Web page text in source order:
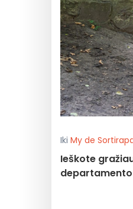
Iki My de
Ieškote